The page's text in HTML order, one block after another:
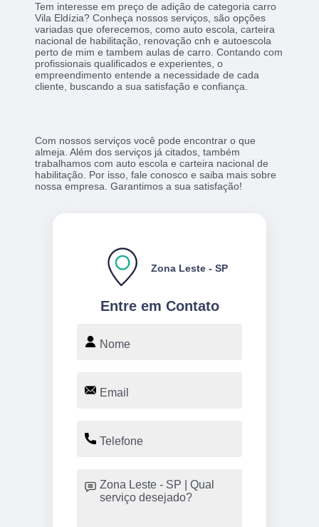
Tem interesse em preço de adição de categoria carro
Vila Eldízia? Conheça nossos serviços, são opções
variadas que oferecemos, como auto escola, carteira
nacional de habilitação, renovação cnh e autoescola
perto de mim e tambem aulas de carro. Contando com
profissionais qualificados e experientes, o
empreendimento entende a necessidade de cada
cliente, buscando a sua satisfação e confiança.
Com nossos serviços você pode encontrar o que
almeja. Além dos serviços já citados, também
trabalhamos com auto escola e carteira nacional de
habilitação. Por isso, fale conosco e saiba mais sobre
nossa empresa. Garantimos a sua satisfação!
Entre em Contato
Zona Leste - SP